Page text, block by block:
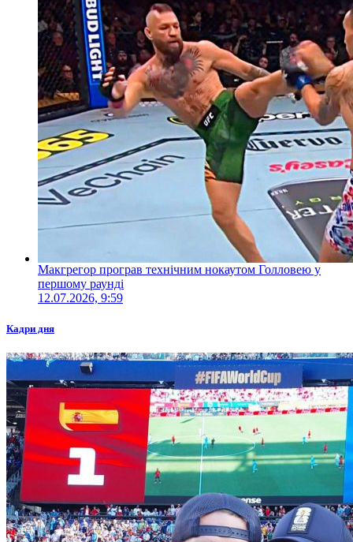
Макгрегор програв технічним нокаутом Голловею у
першому раунді
12.07.2026, 9:59
Кадри дня